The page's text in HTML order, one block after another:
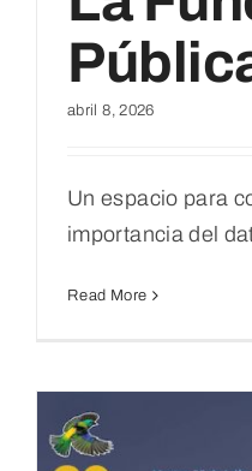
abril 8, 2026
Un espacio para
importancia del
Read More